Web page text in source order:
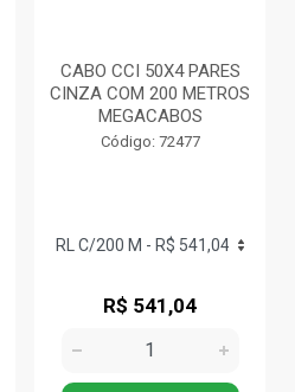
CABO CCI 50X4 PARES
CINZA COM 200 METROS
MEGACABOS
Código: 72477
R$ 541,04